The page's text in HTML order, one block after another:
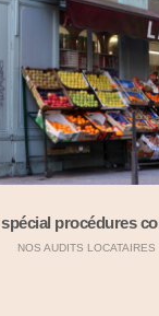
procédures
NOS AUDITS LOCATAIRES